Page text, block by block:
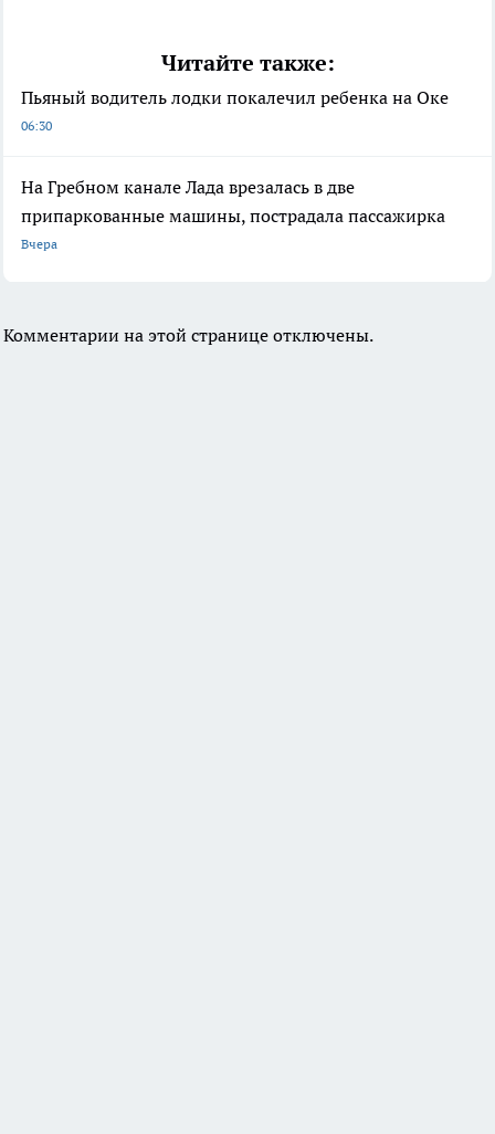
Читайте также:
Пьяный водитель лодки покалечил ребенка на Оке
06:30
На Гребном канале Лада врезалась в две
припаркованные машины, пострадала пассажирка
Вчера
Комментарии на этой странице отключены.